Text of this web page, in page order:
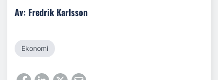
Av: Fredrik Karlsson
Ekonomi